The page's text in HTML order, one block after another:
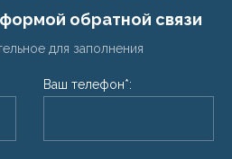
обратной связи
для заполнения
Ваш телефон*: